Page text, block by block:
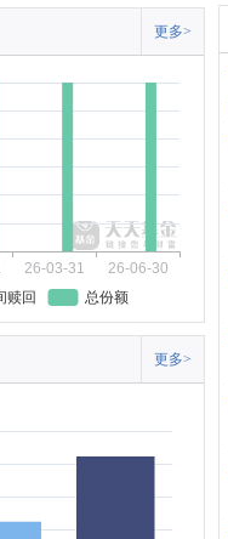
更多>
26-03-31
26-06-30
赎回 总份额
更多>